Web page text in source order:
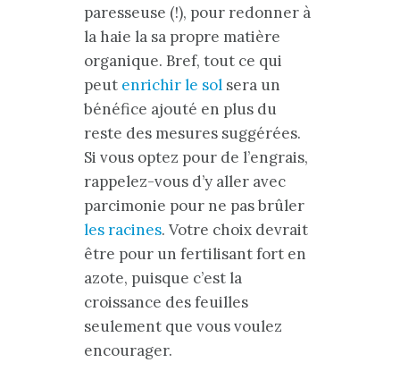
paresseuse (!), pour redonner à
la haie la sa propre matière
organique. Bref, tout ce qui
peut enrichir le sol sera un
bénéfice ajouté en plus du
reste des mesures suggérées.
Si vous optez pour de l’engrais,
rappelez-vous d’y aller avec
parcimonie pour ne pas brûler
les racines. Votre choix devrait
être pour un fertilisant fort en
azote, puisque c’est la
croissance des feuilles
seulement que vous voulez
encourager.